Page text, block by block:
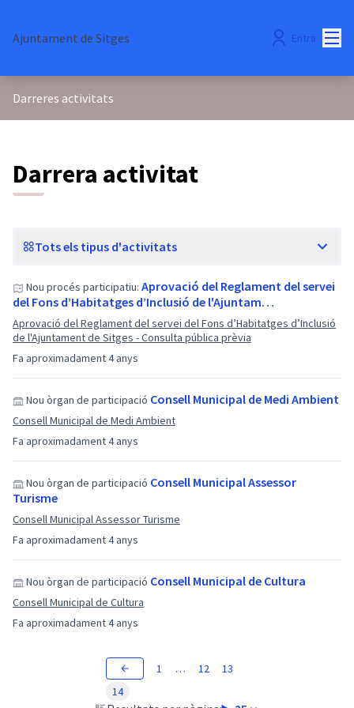
Ajuntament de Sitges Entra
Darreres activitats
Darrera activitat
Tots els tipus d'activitats
Fa aproximadament 4 anys
Nou procés participatiu: Aprovació del Reglament del servei
del Fons d’Habitatges d’Inclusió de l'Ajuntam…
Aprovació del Reglament del servei del Fons d’Habitatges d’Inclusió
de l'Ajuntament de Sitges - Consulta pública prèvia
Fa aproximadament 4 anys
Nou òrgan de participació Consell Municipal de Medi Ambient
Consell Municipal de Medi Ambient
Fa aproximadament 4 anys
Nou òrgan de participació Consell Municipal Assessor
Turisme
Consell Municipal Assessor Turisme
Fa aproximadament 4 anys
Nou òrgan de participació Consell Municipal de Cultura
Consell Municipal de Cultura
1 … 12
13
14